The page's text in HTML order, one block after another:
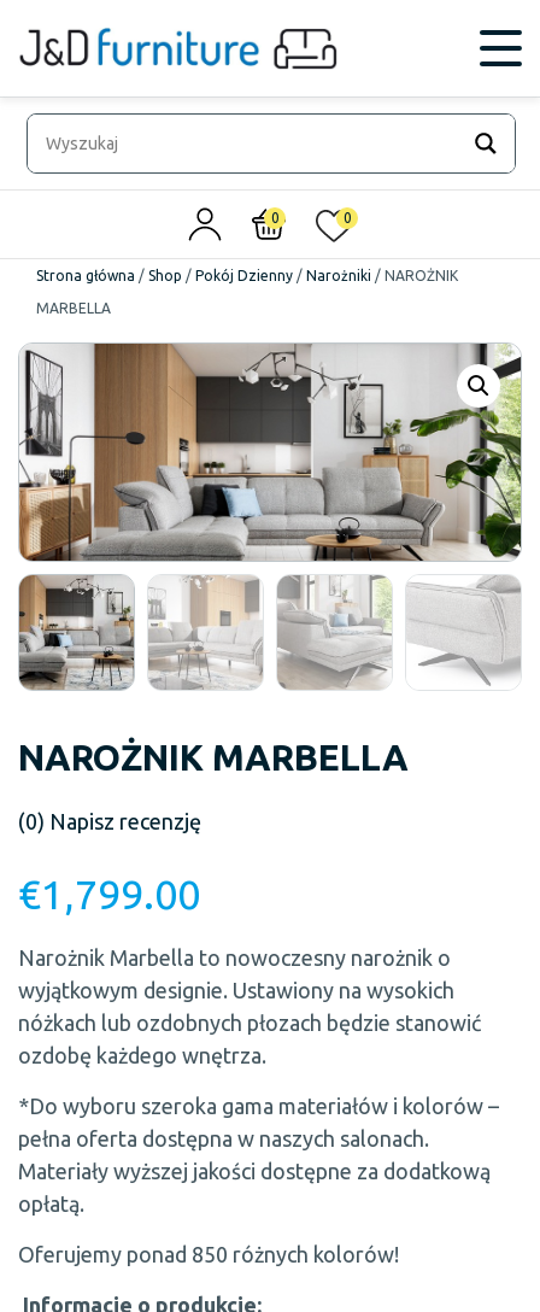
0 0
Strona główna / Shop / Pokój Dzienny / Narożniki / NAROŻNIK
MARBELLA
NAROŻNIK MARBELLA
(0) Napisz recenzję
€1,799.00
Narożnik Marbella to nowoczesny narożnik o
wyjątkowym designie. Ustawiony na wysokich
nóżkach lub ozdobnych płozach będzie stanowić
ozdobę każdego wnętrza.
*Do wyboru szeroka gama materiałów i kolorów –
pełna oferta dostępna w naszych salonach.
Materiały wyższej jakości dostępne za dodatkową
opłatą.
Oferujemy ponad 850 różnych kolorów!
Informacje o produkcie: